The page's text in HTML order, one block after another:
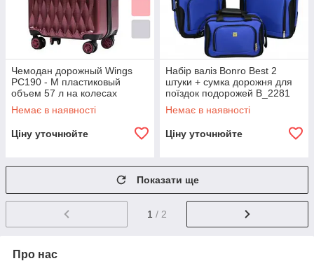
Чемодан дорожный Wings
PC190 - M пластиковый
объем 57 л на колесах
B_2246
Немає в наявності
Ціну уточнюйте
Набір валіз Bonro Best 2
штуки + сумка дорожня для
поїздок подорожей B_2281
Немає в наявності
Ціну уточнюйте
Показати ще
1 / 2
Про нас